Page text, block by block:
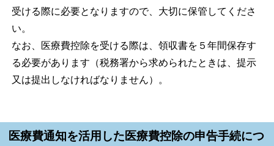
受ける際に必要となりますので、大切に保管してくださ
い。
なお、医療費控除を受ける際は、領収書を５年間保存す
る必要があります（税務署から求められたときは、提示
又は提出しなければなりません）。
医療費通知を活用した医療費控除の申告手続につ